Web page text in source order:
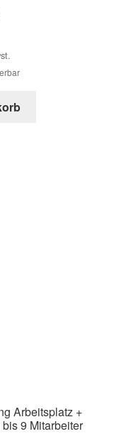
Arbeitsplatz +
9 Mitarbeiter